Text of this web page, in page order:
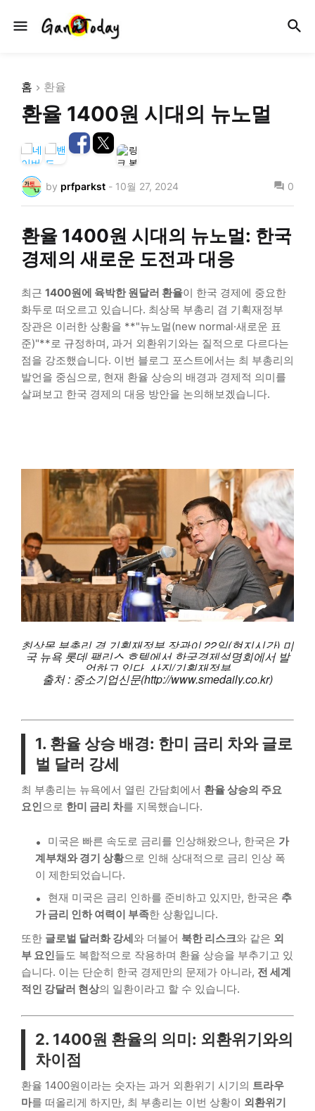
홈 환율
환율 1400원 시대의 뉴노멀
by prfparkst - 10월 27, 2024 0
환율 1400원 시대의 뉴노멀: 한국
경제의 새로운 도전과 대응
최근 1400원에 육박한 원달러 환율이 한국 경제에 중요한
화두로 떠오르고 있습니다. 최상목 부총리 겸 기획재정부
장관은 이러한 상황을 **"뉴노멀(new normal·새로운 표
준)"**로 규정하며, 과거 외환위기와는 질적으로 다르다는
점을 강조했습니다. 이번 블로그 포스트에서는 최 부총리의
발언을 중심으로, 현재 환율 상승의 배경과 경제적 의미를
살펴보고 한국 경제의 대응 방안을 논의해보겠습니다.
최상목 부총리 겸 기획재정부 장관이 22일(현지시간) 미
국 뉴욕 롯데 팰리스 호텔에서 한국경제설명회에서 발
언하고 있다. 사진/기획재정부
출처 : 중소기업신문(http://www.smedaily.co.kr)
1. 환율 상승 배경: 한미 금리 차와 글로
벌 달러 강세
최 부총리는 뉴욕에서 열린 간담회에서 환율 상승의 주요
요인으로 한미 금리 차를 지목했습니다.
미국은 빠른 속도로 금리를 인상해왔으나, 한국은 가
계부채와 경기 상황으로 인해 상대적으로 금리 인상 폭
이 제한되었습니다.
현재 미국은 금리 인하를 준비하고 있지만, 한국은 추
가 금리 인하 여력이 부족한 상황입니다.
또한 글로벌 달러화 강세와 더불어 북한 리스크와 같은 외
부 요인들도 복합적으로 작용하며 환율 상승을 부추기고 있
습니다. 이는 단순히 한국 경제만의 문제가 아니라, 전 세계
적인 강달러 현상의 일환이라고 할 수 있습니다.
2. 1400원 환율의 의미: 외환위기와의
차이점
환율 1400원이라는 숫자는 과거 외환위기 시기의 트라우
마를 떠올리게 하지만, 최 부총리는 이번 상황이 외환위기